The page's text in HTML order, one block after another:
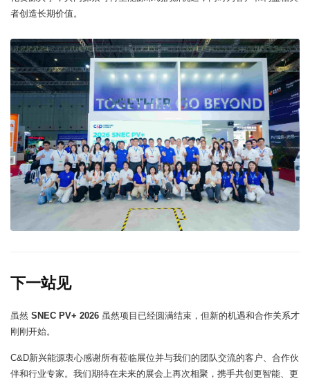
者创造长期价值。
下一站见
虽然 SNEC PV+ 2026 虽然项目已经圆满结束，但新的机遇和合作关系才
刚刚开始。
C&D新兴能源衷心感谢所有莅临展位并与我们的团队交流的客户、合作伙
伴和行业专家。我们期待在未来的展会上再次相聚，携手共创更智能、更